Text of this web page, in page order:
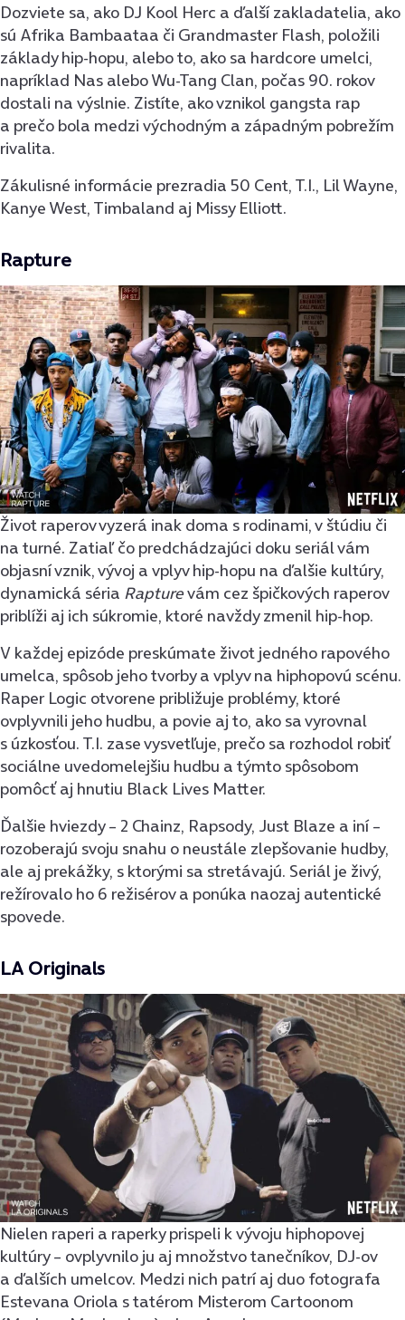
Dozviete sa, ako DJ Kool Herc a ďalší zakladatelia, ako
sú Afrika Bambaataa či Grandmaster Flash, položili
základy hip-hopu, alebo to, ako sa hardcore umelci,
napríklad Nas alebo Wu-Tang Clan, počas 90. rokov
dostali na výslnie. Zistíte, ako vznikol gangsta rap
a prečo bola medzi východným a západným pobrežím
rivalita.
Zákulisné informácie prezradia 50 Cent, T.I., Lil Wayne,
Kanye West, Timbaland aj Missy Elliott.
Rapture
Život raperov vyzerá inak doma s rodinami, v štúdiu či
na turné. Zatiaľ čo predchádzajúci doku seriál vám
objasní vznik, vývoj a vplyv hip-hopu na ďalšie kultúry,
dynamická séria Rapturevám cez špičkových raperov
priblíži aj ich súkromie, ktoré navždy zmenil hip-hop.
V každej epizóde preskúmate život jedného rapového
umelca, spôsob jeho tvorby a vplyv na hiphopovú scénu.
Raper Logic otvorene približuje problémy, ktoré
ovplyvnili jeho hudbu, a povie aj to, ako sa vyrovnal
s úzkosťou. T.I. zase vysvetľuje, prečo sa rozhodol robiť
sociálne uvedomelejšiu hudbu a týmto spôsobom
pomôcť aj hnutiu Black Lives Matter.
Ďalšie hviezdy – 2 Chainz, Rapsody, Just Blaze a iní –
rozoberajú svoju snahu o neustále zlepšovanie hudby,
ale aj prekážky, s ktorými sa stretávajú. Seriál je živý,
režírovalo ho 6 režisérov a ponúka naozaj autentické
spovede.
LA Originals
Nielen raperi a raperky prispeli k vývoju hiphopovej
kultúry – ovplyvnilo ju aj množstvo tanečníkov, DJ-ov
a ďalších umelcov. Medzi nich patrí aj duo fotografa
Estevana Oriola s tatérom Misterom Cartoonom